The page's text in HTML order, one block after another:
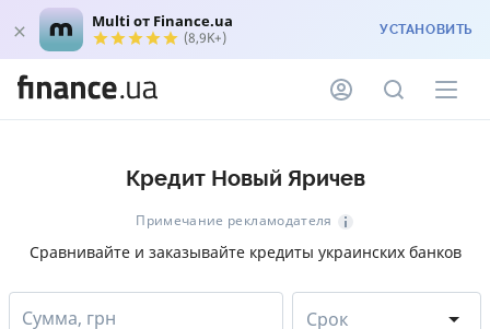
Multi от Finance.ua
(8,9K+) УСТАНОВИТЬ
Кредит Новый Яричев
Примечание рекламодателя
Сравнивайте и заказывайте кредиты украинских банков
Сумма, грн Срок